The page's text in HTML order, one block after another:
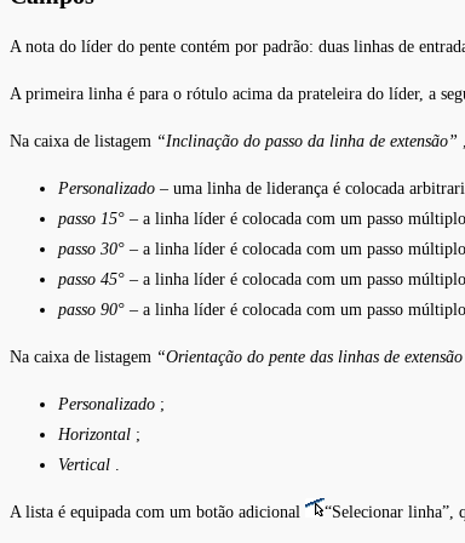
A nota do líder do pente contém por padrão: duas linhas de
A primeira linha é para o rótulo acima da prateleira do líder, a
Na caixa de listagem “Inclinação do passo da linha de extensão”
Personalizado – uma linha de liderança é colocada
passo 15° – a linha líder é colocada com um passo
passo 30° – a linha líder é colocada com um passo
passo 45° – a linha líder é colocada com um passo
passo 90° – a linha líder é colocada com um passo múltiplo
Na caixa de listagem “Orientação do pente das linhas de
Personalizado ;
Horizontal ;
Vertical
A lista é equipada com um botão adicional “Selecionar linha”,